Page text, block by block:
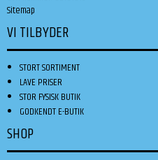
Sitemap
VI TILBYDER
STORT SORTIMENT
LAVE PRISER
STOR FYSISK BUTIK
GODKENDT E-BUTIK
SHOP